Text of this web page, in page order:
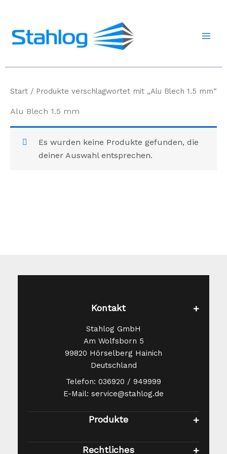
springen
Start / Produkte verschlagwortet mit „Alu Blech 1.5 mm“
Alu Blech 1.5 mm
Es wurden keine Produkte gefunden, die
deiner Auswahl entsprechen.
Kontakt
Stahlog GmbH
Am Wolfsborn 5
99820 Hörselberg Hainich
Deutschland
Telefon: 036920 / 949999
E-Mail: service@stahlog.de
Produkte
Rechtliches